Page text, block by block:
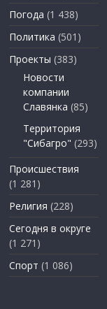
Погода (1 438)
Политика (501)
Проекты (383)
Новости
компании
Славянка (85)
Территория
"Сибагро" (293)
Происшествия
(1 281)
Религия (228)
Сегодня в округе
(1 271)
Спорт (1 086)